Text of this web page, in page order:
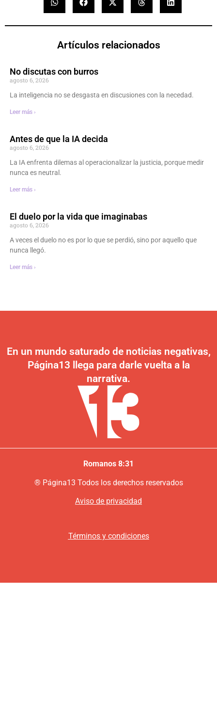
Artículos relacionados
No discutas con burros
agosto 6, 2026
La inteligencia no se desgasta en discusiones con la necedad.
Leer más ›
Antes de que la IA decida
agosto 6, 2026
La IA enfrenta dilemas al operacionalizar la justicia, porque medir
nunca es neutral.
Leer más ›
El duelo por la vida que imaginabas
agosto 6, 2026
A veces el duelo no es por lo que se perdió, sino por aquello que
nunca llegó.
Leer más ›
En un mundo saturado de noticias negativas,
Página13 llega para darle vuelta a la
narrativa.
Romanos 8:31
® Página13 Todos los derechos reservados
Aviso de privacidad
Términos y condiciones